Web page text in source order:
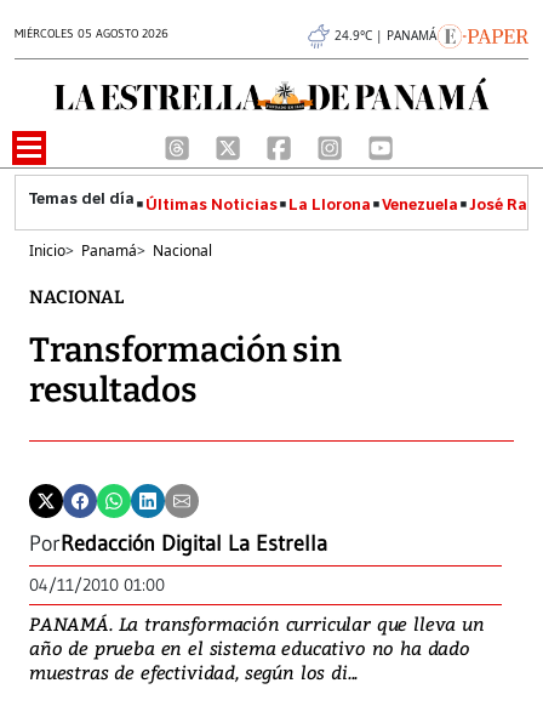
MIÉRCOLES 05 AGOSTO 2026 24.9°C | PANAMÁ
Últimas Noticias La Llorona Venezuela José
Inicio> Panamá> Nacional
NACIONAL
Transformación sin
resultados
PorRedacción Digital La Estrella
04/11/2010 01:00
PANAMÁ. La transformación curricular que lleva un
año de prueba en el sistema educativo no ha dado
muestras de efectividad, según los di...